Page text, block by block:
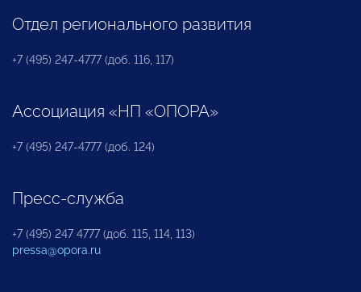
Отдел регионального развития
+7 (495) 247-4777 (доб. 116, 117)
Ассоциация «НП «ОПОРА»
+7 (495) 247-4777 (доб. 124)
Пресс-служба
+7 (495) 247 4777 (доб. 115, 114, 113)
pressa@opora.ru